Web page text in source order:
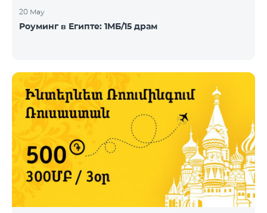
20 May
Роуминг в Египте: 1МБ/15 драм